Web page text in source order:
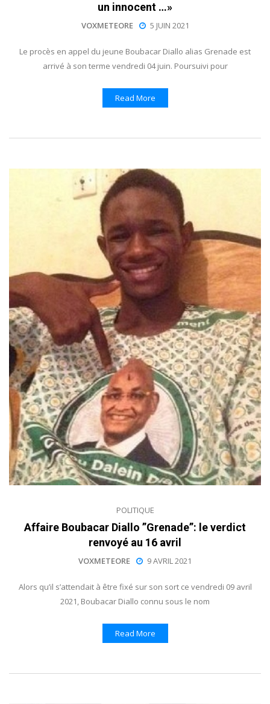
un innocent …»
VOXMETEORE 5 JUIN 2021
Le procès en appel du jeune Boubacar Diallo alias Grenade est
arrivé à son terme vendredi 04 juin. Poursuivi pour
Read More
POLITIQUE
Affaire Boubacar Diallo ”Grenade”: le verdict
renvoyé au 16 avril
VOXMETEORE 9 AVRIL 2021
Alors qu’il s’attendait à être fixé sur son sort ce vendredi 09 avril
2021, Boubacar Diallo connu sous le nom
Read More